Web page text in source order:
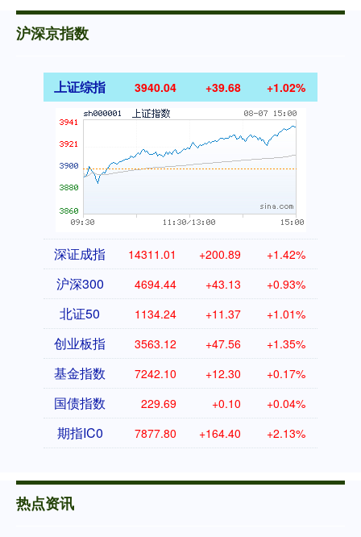
沪深京指数
上证综指 3940.04 +39.68 +1.02%
深证成指 14311.01 +200.89 +1.42%
沪深300 4694.44 +43.13 +0.93%
北证50 1134.24 +11.37 +1.01%
创业板指 3563.12 +47.56 +1.35%
基金指数 7242.10 +12.30 +0.17%
国债指数 229.69 +0.10 +0.04%
期指IC0 7877.80 +164.40 +2.13%
热点资讯